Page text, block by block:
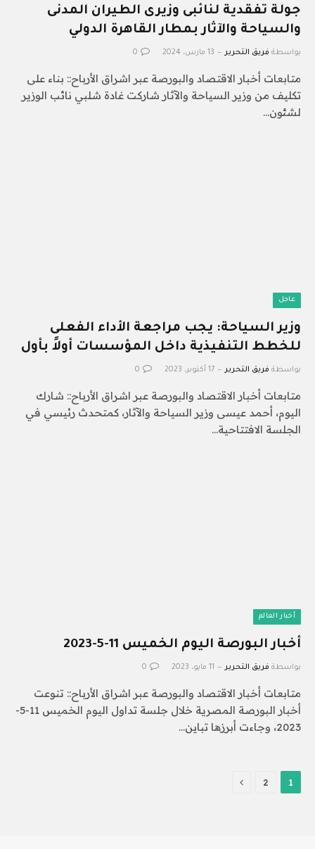
جولة تفقدية لنائبى وزيرى الطيران المدنى
والسياحة والآثار بمطار القاهرة الدولي
بواسطة فريق التحرير 13 مارس، 2024 0
متابعات أخبار الاقتصاد والبورصة عبر اشراق الأرباح:: بناء على
تكليف من وزير السياحة والآثار شاركت غادة شلبي نائب الوزير
لشئون…
عاجل
وزير السياحة: يجب مراجعة الأداء الفعلى
للخطط التنفيذية داخل المؤسسات أولاً بأول
بواسطة فريق التحرير 17 أكتوبر، 2023 0
متابعات أخبار الاقتصاد والبورصة عبر اشراق الأرباح:: شارك
اليوم، أحمد عيسى وزير السياحة والآثار، كمتحدث رئيسي في
الجلسة الافتتاحية…
أخبار العالم
أخبار البورصة اليوم الخميس 11-5-2023
بواسطة فريق التحرير 11 مايو، 2023 0
متابعات أخبار الاقتصاد والبورصة عبر اشراق الأرباح:: تنوعت
أخبار البورصة المصرية خلال جلسة تداول اليوم الخميس 11-5-
2023، وجاءت أبرزها تباين…
1
2 التالي